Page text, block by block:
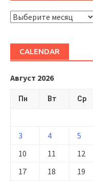
ARHIVĂ
CALENDAR
Август 2026
Пн Вт Ср
3
4 5
10
11 12
17
18 19